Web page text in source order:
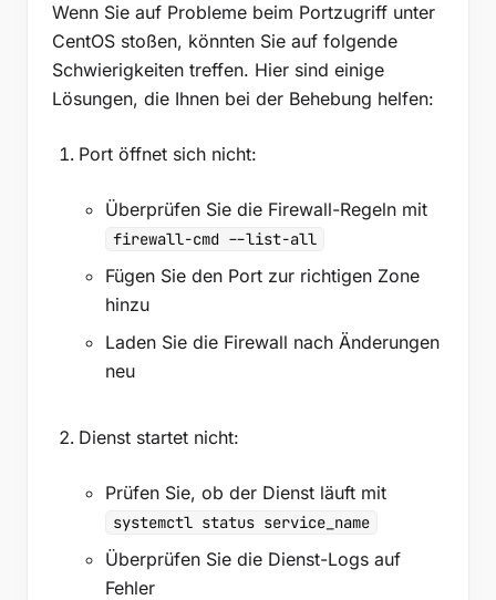
Wenn Sie auf Probleme beim Portzugriff unter
CentOS stoßen, könnten Sie auf folgende
Schwierigkeiten treffen. Hier sind einige
Lösungen, die Ihnen bei der Behebung helfen:
Port öffnet sich nicht:
Überprüfen Sie die Firewall-Regeln mit
firewall-cmd --list-all
Fügen Sie den Port zur richtigen Zone
hinzu
Laden Sie die Firewall nach Änderungen
neu
Dienst startet nicht:
Prüfen Sie, ob der Dienst läuft mit
systemctl status service_name
Überprüfen Sie die Dienst-Logs auf
Fehler